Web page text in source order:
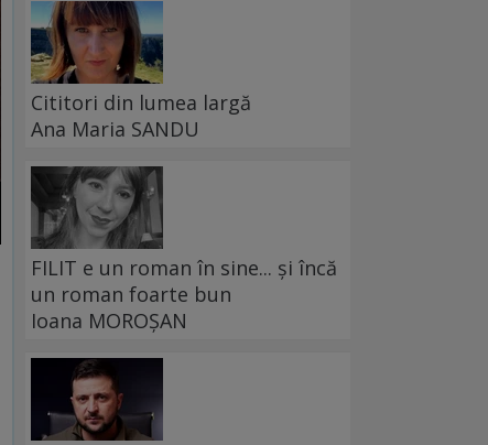
Cititori din lumea largă
Ana Maria SANDU
FILIT e un roman în sine... și încă
un roman foarte bun
Ioana MOROȘAN